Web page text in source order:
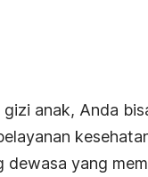
anak, Anda
dewasa yang